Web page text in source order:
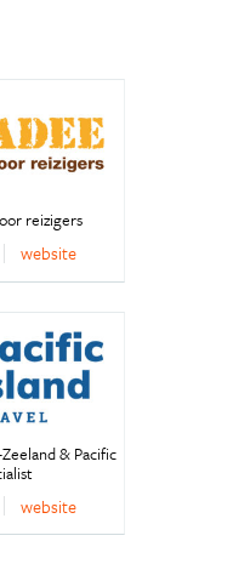
reizigers
website
& Pacific
website